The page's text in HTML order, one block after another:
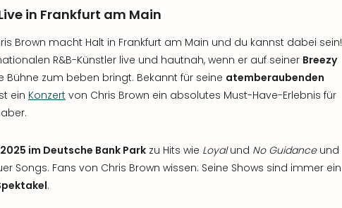
in Frankfurt am Main
Brown macht Halt in Frankfurt am Main und du kannst dabei sein!
R&B-Künstler live und hautnah, wenn er auf seiner Breezy
Bühne zum beben bringt. Bekannt für seine atemberaubenden
ein Konzert von Chris Brown ein absolutes Must-Have-Erlebnis für
im Deutsche Bank Park zu Hits wie Loyalund No Guidanceund
Songs. Fans von Chris Brown wissen: Seine Shows sind immer ein
.